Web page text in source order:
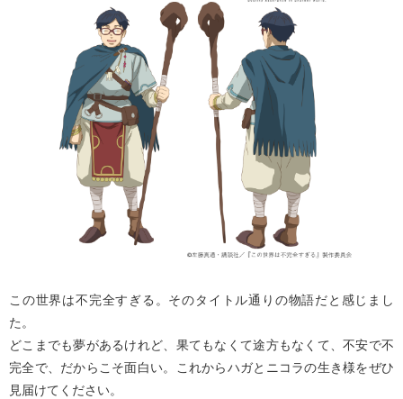
この世界は不完全すぎる。そのタイトル通りの物語だと感じまし
た。
どこまでも夢があるけれど、果てもなくて途方もなくて、不安で不
完全で、だからこそ面白い。これからハガとニコラの生き様をぜひ
見届けてください。